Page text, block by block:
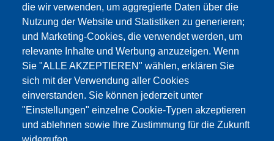
die wir verwenden, um aggregierte Daten über die
Nutzung der Website und Statistiken zu generieren;
und Marketing-Cookies, die verwendet werden, um
relevante Inhalte und Werbung anzuzeigen. Wenn
Sie "ALLE AKZEPTIEREN" wählen, erklären Sie
sich mit der Verwendung aller Cookies
einverstanden. Sie können jederzeit unter
"Einstellungen" einzelne Cookie-Typen akzeptieren
und ablehnen sowie Ihre Zustimmung für die Zukunft
Этот материал заблокирован, потому что
файлы cookie Google Maps не были приняты.
НЕОБХОДИМО ПРИНЯТЬ ТОЛЬКО
ФАЙЛЫ COOKIE GOOGLE MAPS.
Alle Cookies akzeptieren